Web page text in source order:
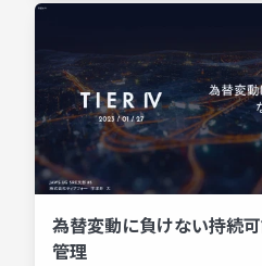
為替変動に負けない持続
管理